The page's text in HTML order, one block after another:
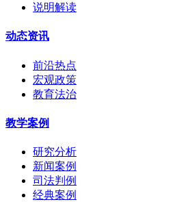
说明解读
动态资讯
前沿热点
宏观政策
教育法治
教学案例
研究分析
新闻案例
司法判例
经典案例